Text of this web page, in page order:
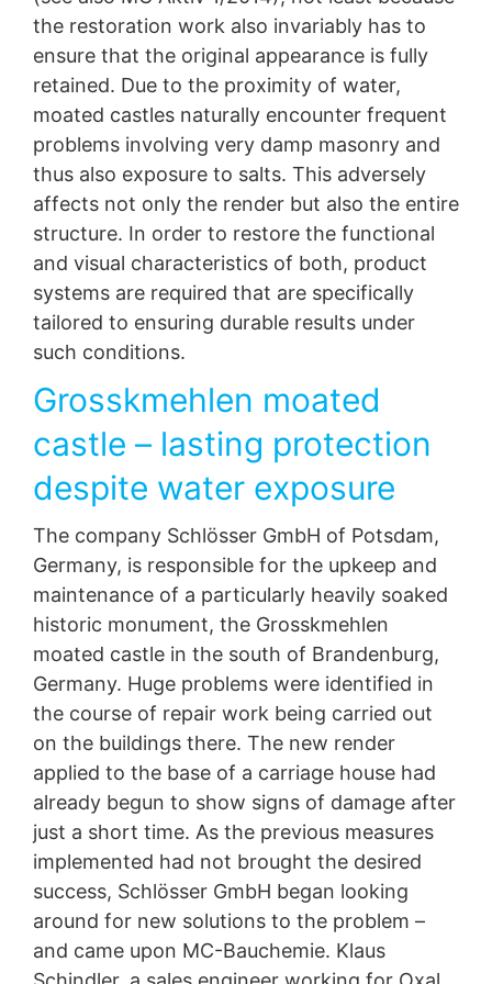
Specialist expertise for the
repair of moated castles
In order for water locks to last for centuries,
maintenance and conservation measures are
preserve substance and appearance, the Oxal
department of the MC offers optimally coordinated
product systems.
the restoration work also invariably has to
ensure that the original appearance is fully
retained. Due to the proximity of water,
moated castles naturally encounter frequent
problems involving very damp masonry and
thus also exposure to salts. This adversely
affects not only the render but also the entire
structure. In order to restore the functional
and visual characteristics of both, product
systems are required that are specifically
tailored to ensuring durable results under
such conditions.
Grosskmehlen moated
castle – lasting protection
despite water exposure
The company Schlösser GmbH of Potsdam,
Germany, is responsible for the upkeep and
maintenance of a particularly heavily soaked
historic monument, the Grosskmehlen
moated castle in the south of Brandenburg,
Germany. Huge problems were identified in
the course of repair work being carried out
on the buildings there. The new render
applied to the base of a carriage house had
already begun to show signs of damage after
just a short time. As the previous measures
implemented had not brought the desired
success, Schlösser GmbH began looking
around for new solutions to the problem –
and came upon MC-Bauchemie. Klaus
Някои операции по обработка на данни са възможни
само с вашето изрично съгласие.Можете да
оттеглите съгласието си по всяко време с бъдещ
ефект. Достатъчен е неформален имейл, отправящ
това искане. Данните, обработени преди да получим
вашата заявка, все още могат да бъдат законно
обработени.
Право на подаване на жалби до регулаторните
органи
Ако е налице нарушение на законодателството за
подаде жалба до компетентните регулаторни
органи.Компетентният регулаторен орган по
въпроси, свързани със законодателството за защита
Landesbeauftragte für Datenschutz und
Имате право да имате данни, които обработваме въз
основа на вашето съгласие или в изпълнение на
договор, автоматично предоставени на вас или на
трета страна в стандартен, машинно четим формат.
Ако се нуждаете от директно прехвърляне на данни
на друга отговорна страна, това ще бъде направено
само до степента, която е технически осъществима.
Информация, корекция, блокиране, изтриване
Както е разрешено от чл.
15 GDPR, имате право да
Ви бъде предоставена по всяко време безплатна
информация за личните Ви данни, които се
съхраняват. Също така имате право тези данни да
бъдат коригирани, блокирани или изтрити.